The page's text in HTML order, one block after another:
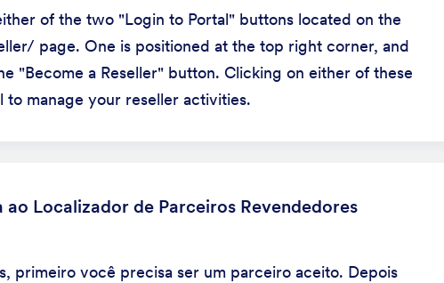
of the two "Login to Portal" buttons located on the
page. One is positioned at the top right corner, and
"Become a Reseller" button. Clicking on either of these
manage your reseller activities.
Localizador de Parceiros Revendedores
primeiro você precisa ser um parceiro aceito. Depois